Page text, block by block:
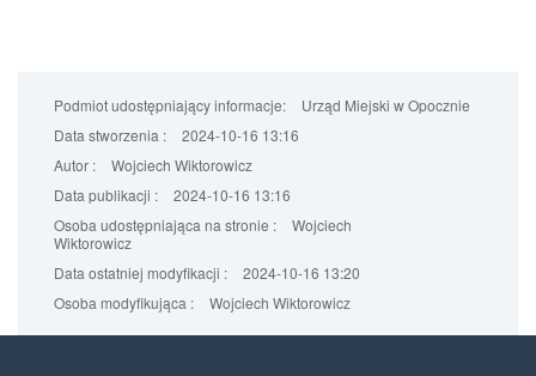
Podmiot udostępniający informacje:
Urząd Miejski w Opocznie
Data stworzenia :
2024-10-16 13:16
Autor :
Wojciech Wiktorowicz
Data publikacji :
2024-10-16 13:16
Osoba udostępniająca na stronie :
Wojciech
Wiktorowicz
Data ostatniej modyfikacji :
2024-10-16 13:20
Osoba modyfikująca :
Wojciech Wiktorowicz